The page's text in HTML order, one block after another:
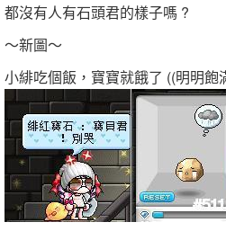
都沒有人有石頭君的樣子嗎 ?
～新圖～
小緋吃個飯，寶寶就餓了 ((明明飽